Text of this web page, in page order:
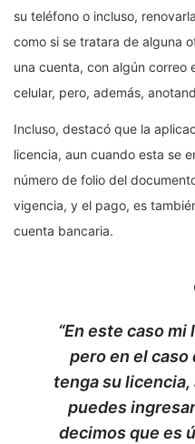
su teléfono o incluso,
como si se tratara de alguna
una cuenta, con algún correo
celular, pero, además,
Incluso, destacó que la
licencia, aun cuando esta se
número de folio del
vigencia, y el pago, es
cuenta bancaria.
“En este caso
pero en el caso
tenga su
puedes
decimos que es